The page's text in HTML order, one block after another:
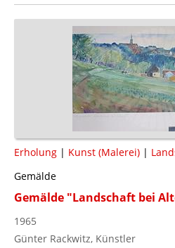
Erholung | Kunst (Malerei) |
Gemälde
Gemälde "Landschaft bei
1965
Günter Rackwitz, Künstler